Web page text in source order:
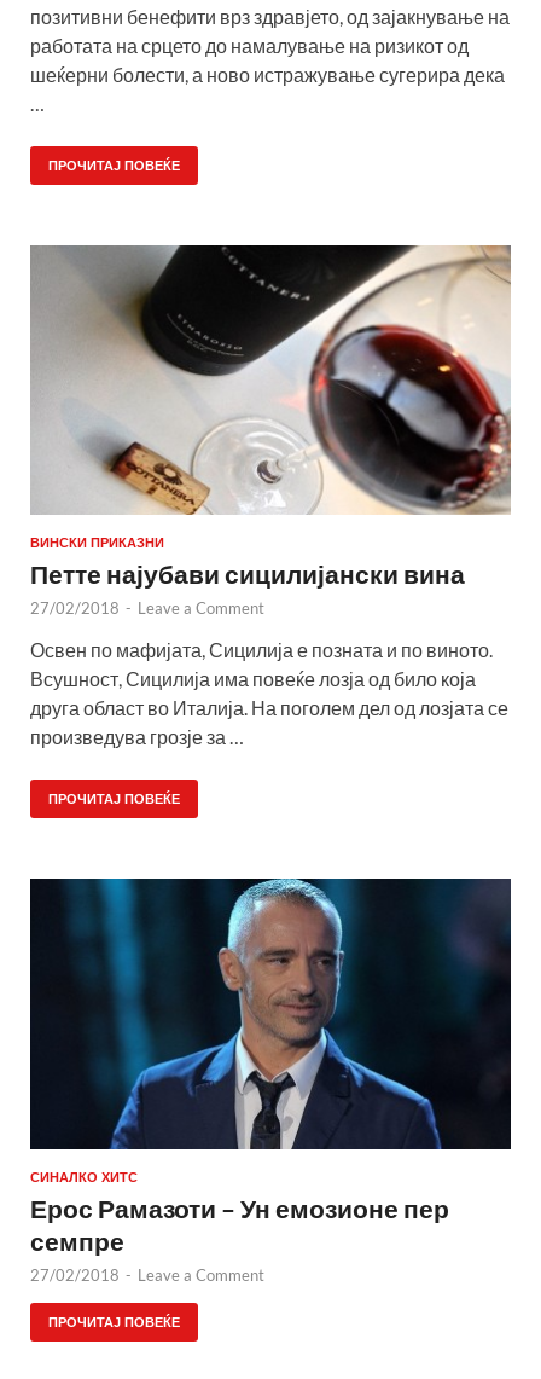
позитивни бенефити врз здравјето, од зајакнување на
работата на срцето до намалување на ризикот од
шеќерни болести, а ново истражување сугерира дека
ПРОЧИТАЈ ПОВЕЌЕ
ВИНСКИ ПРИКАЗНИ
Петте најубави сицилијански вина
27/02/2018 - Leave a Comment
Освен по мафијата, Сицилија е позната и по виното.
Всушност, Сицилија има повеќе лозја од било која
друга област во Италија. На поголем дел од лозјата се
произведува грозје за …
ПРОЧИТАЈ ПОВЕЌЕ
СИНАЛКО ХИТС
Ерос Рамазоти – Ун емозионе пер
семпре
27/02/2018 - Leave a Comment
ПРОЧИТАЈ ПОВЕЌЕ